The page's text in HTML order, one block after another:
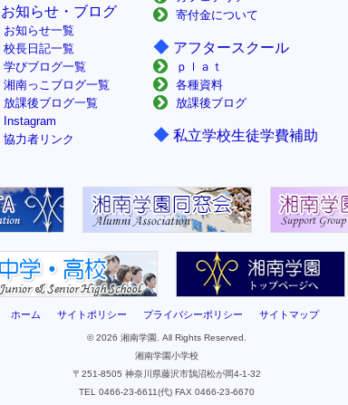
お知らせ・ブログ
お知らせ一覧
校長日記一覧
学びブログ一覧
湘南っこブログ一覧
放課後ブログ一覧
Instagram
協力者リンク
寄付金について
◆ アフタースクール
ｐｌａｔ
各種資料
放課後ブログ
◆ 私立学校生徒学費補助
ホーム サイトポリシー プライバシーポリシー サイトマップ
© 2026 湘南学園. All Rights Reserved.
湘南学園小学校
〒251-8505 神奈川県藤沢市鵠沼松が岡4-1-32
TEL 0466-23-6611(代) FAX 0466-23-6670